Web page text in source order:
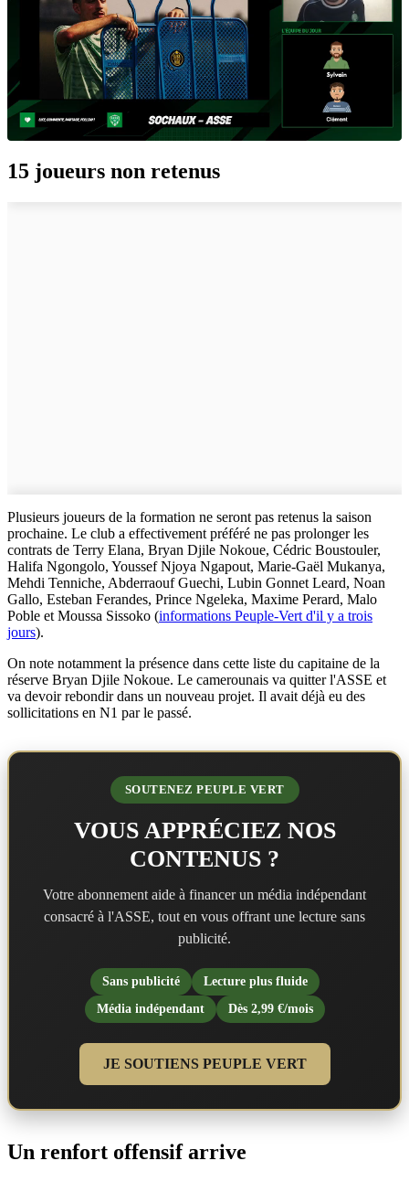
15 joueurs non retenus
Plusieurs joueurs de la formation ne seront pas retenus la saison
prochaine. Le club a effectivement préféré ne pas prolonger les
contrats de Terry Elana, Bryan Djile Nokoue, Cédric Boustouler,
Halifa Ngongolo, Youssef Njoya Ngapout, Marie-Gaël Mukanya,
Mehdi Tenniche, Abderraouf Guechi, Lubin Gonnet Leard, Noan
Gallo, Esteban Ferandes, Prince Ngeleka, Maxime Perard, Malo
Poble et Moussa Sissoko (informations Peuple-Vert d'il y a trois
jours).
On note notamment la présence dans cette liste du capitaine de la
réserve Bryan Djile Nokoue. Le camerounais va quitter l'ASSE et
va devoir rebondir dans un nouveau projet. Il avait déjà eu des
sollicitations en N1 par le passé.
SOUTENEZ PEUPLE VERT
VOUS APPRÉCIEZ NOS
CONTENUS ?
Votre abonnement aide à financer un média indépendant
consacré à l'ASSE, tout en vous offrant une lecture sans
publicité.
Sans publicité
Lecture plus fluide
Média indépendant
Dès 2,99 €/mois
JE SOUTIENS PEUPLE VERT
Un renfort offensif arrive